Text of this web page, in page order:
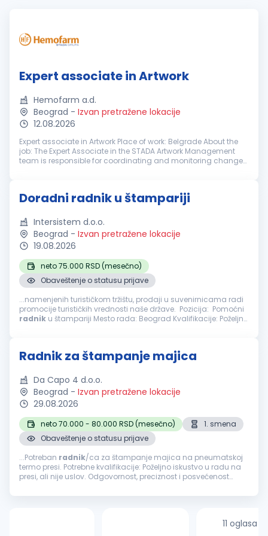
Expert associate in Artwork
Hemofarm a.d.
Beograd - Izvan pretražene lokacije
12.08.2026
Expert associate in Artwork Place of work: Belgrade About the
job: The Expert Associate in the STADA Artwork Management
team is responsible for coordinating and monitoring changes
Doradni radnik u štampariji
Intersistem d.o.o.
Beograd - Izvan pretražene lokacije
19.08.2026
neto 75.000 RSD (mesečno)
Obaveštenje o statusu prijave
...namenjenih turističkom tržištu, prodaji u suvenirnicama radi
promocije turističkih vrednosti naše države. Pozicija: Pomoćni
radnik u štampariji Mesto rada: Beograd Kvalifikacije: Poželjno
Radnik za štampanje majica
Da Capo 4 d.o.o.
Beograd - Izvan pretražene lokacije
29.08.2026
neto 70.000 - 80.000 RSD (mesečno)
1. smena
Obaveštenje o statusu prijave
...Potreban radnik/ca za štampanje majica na pneumatskoj
termo presi. Potrebne kvalifikacije: Poželjno iskustvo u radu na
presi, ali nije uslov. Odgovornost, preciznost i posvećenost
znanja...
11 oglasa